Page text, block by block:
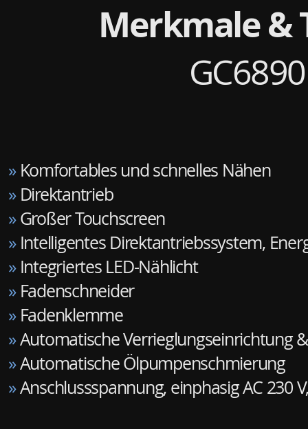
Merkmale &
GC6890
»Komfortables und schnelles Nähen
»Direktantrieb
»Großer Touchscreen
»Intelligentes Direktantriebssystem,
»Integriertes LED-Nählicht
»Fadenschneider
»Fadenklemme
»Automatische Verrieglungseinrichtung
»Automatische Ölpumpenschmierung
»Anschlussspannung, einphasig AC 230